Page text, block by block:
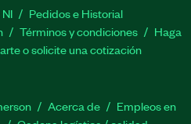
Pedidos e Historial
Términos y condiciones
Haga
o solicite una cotización
Acerca de
Empleos en